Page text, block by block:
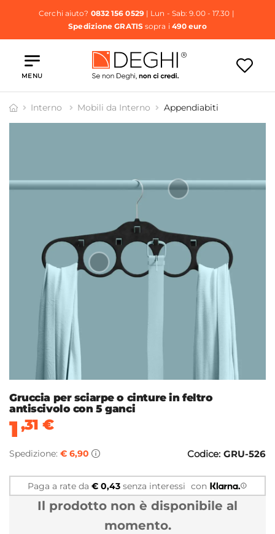
Cerchi aiuto? 0832 156 0529| Lun - Sab: 9.00 - 17.30 |
Spedizione GRATISsopra i 490 euro
MENU
Interno Mobili da Interno Appendiabiti
Gruccia per sciarpe o cinture in feltro
antiscivolo con 5 ganci
1,31 €
Spedizione: € 6,90 Codice: GRU-526
Paga a rate da € 0,43senza interessi con
Il prodotto non è disponibile al
momento.